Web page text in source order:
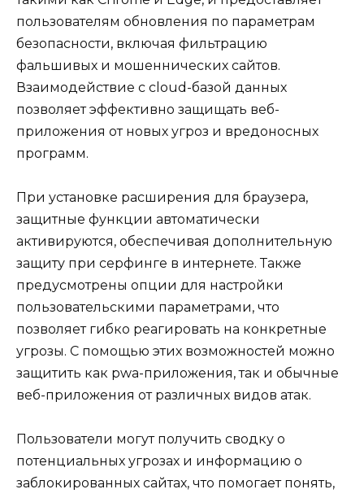
пользователям обновления по параметрам
безопасности, включая фильтрацию
фальшивых и мошеннических сайтов.
Взаимодействие с cloud-базой данных
позволяет эффективно защищать веб-
приложения от новых угроз и вредоносных
программ.
При установке расширения для браузера,
защитные функции автоматически
активируются, обеспечивая дополнительную
защиту при серфинге в интернете. Также
предусмотрены опции для настройки
пользовательскими параметрами, что
позволяет гибко реагировать на конкретные
угрозы. С помощью этих возможностей можно
защитить как pwa-приложения, так и обычные
веб-приложения от различных видов атак.
Пользователи могут получить сводку о
потенциальных угрозах и информацию о
заблокированных сайтах, что помогает понять,